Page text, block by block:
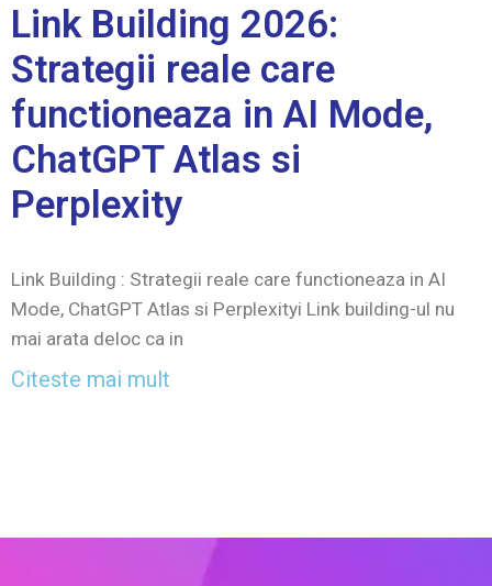
Link Building 2026:
Strategii reale care
functioneaza in AI Mode,
ChatGPT Atlas si
Perplexity
Link Building : Strategii reale care functioneaza in AI
Mode, ChatGPT Atlas si Perplexityi Link building-ul nu
mai arata deloc ca in
Citeste mai mult